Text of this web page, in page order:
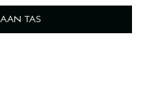
TAS